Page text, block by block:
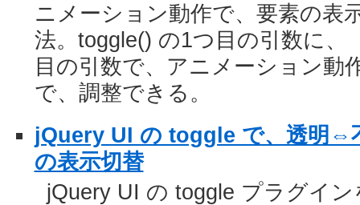
ニメーション動作で、要素の表
法。toggle() の1つ目の引数に、
目の引数で、アニメーション動
で、調整できる。
jQuery UI の toggle で、透明⇔
の表示切替
jQuery UI の toggle プラグイ